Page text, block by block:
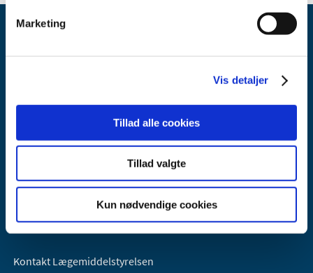
Marketing
Vis detaljer
Tillad alle cookies
Tillad valgte
Kun nødvendige cookies
Lægemiddelstyrelsen
2300 København S
Lægemiddelstyrelsen er en del af
Sundheds- og Kirkeministeriet.
Kontakt Lægemiddelstyrelsen